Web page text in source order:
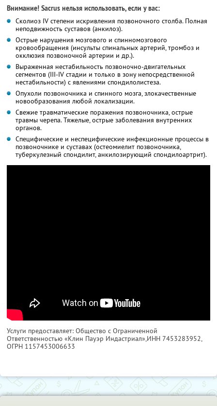
Внимание! Sacrus нельзя использовать, если у вас:
Сколиоз IV степени искривления позвоночного столба. Полная
неподвижность суставов (анкилоз).
Острые нарушения мозгового и спинномозгового
кровообращения (инсульты спинальных артерий, тромбоз и
окклюзия позвоночной артерии и др.).
Выраженная нестабильность позвоночно-двигательных
сегментов (III-IV стадии и только в зону непосредственной
нестабильности) с явлениями спондилолистеза.
Опухоли позвоночника и спинного мозга, злокачественные
новообразования любой локализации.
Свежие травматические поражения позвоночника, острые
травмы черепа. Тяжелые, острые заболевания внутренних
органов.
Специфические и неспецифические инфекционные процессы в
позвоночнике и суставах (остеомиелит позвоночника,
туберкулезный спондилит, анкилозирующий спондилоартрит).
Услуги предоставляет: Общество с Ограниченной
Ответственностью «Клин Пауэр Индастриал»,ИНН 7453283952,
ОГРН 1157453006633